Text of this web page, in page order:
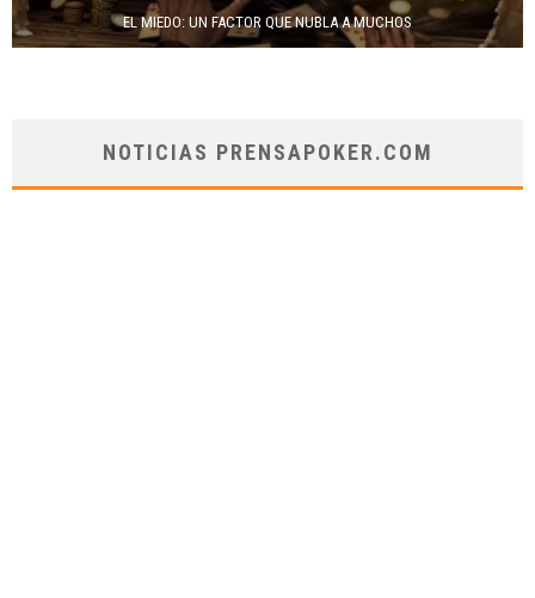
EL MIEDO: UN FACTOR QUE NUBLA A MUCHOS
NOTICIAS PRENSAPOKER.COM